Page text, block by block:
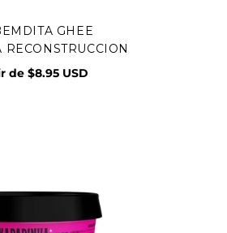
rápidaGHEE
RECONSTRUCCION
de $8.95 USD